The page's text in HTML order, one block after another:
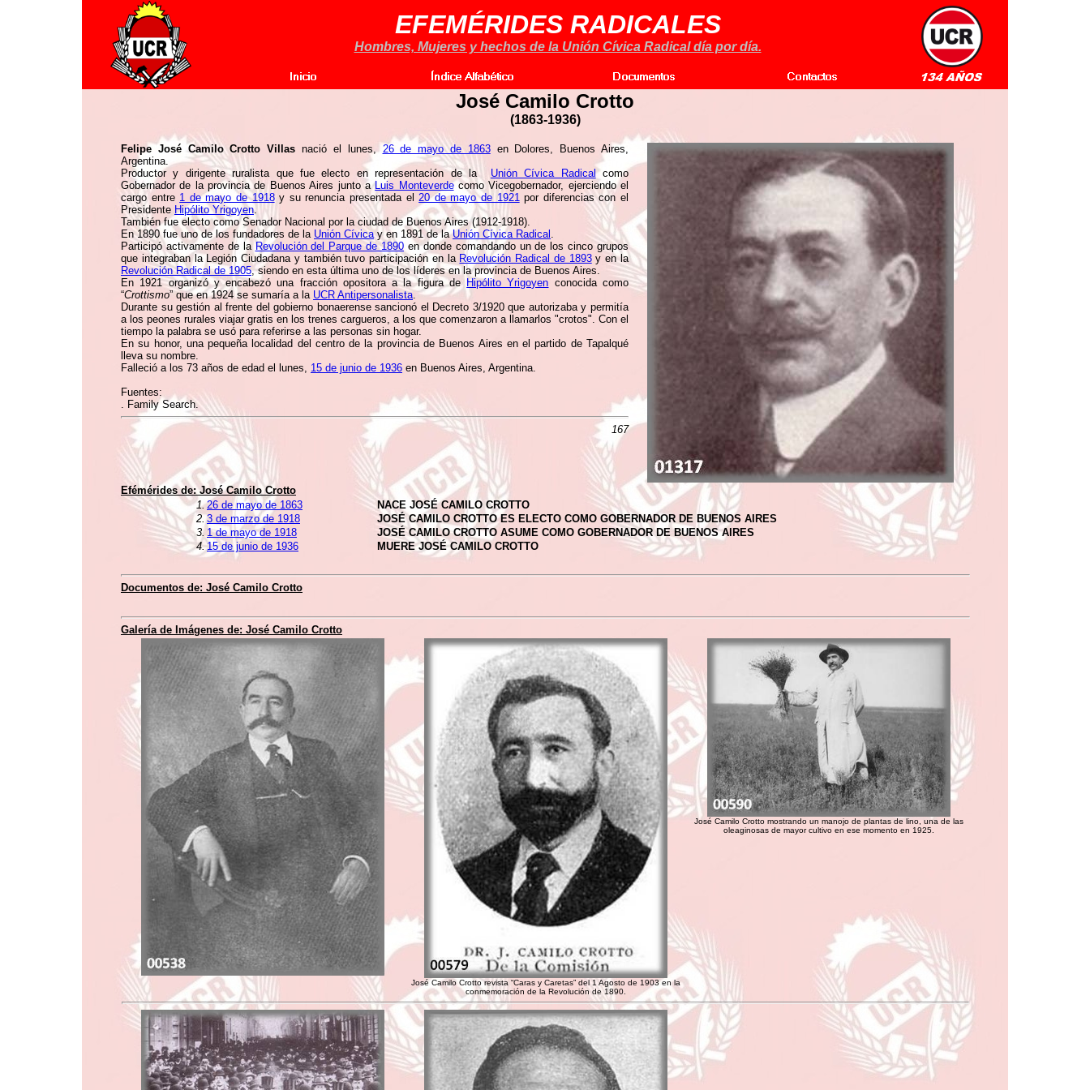
EFEMÉRIDES RADICALES
Hombres, Mujeres y hechos de la Unión Cívica Radical día por día.
José Camilo Crotto
(1863-1936)
Felipe José Camilo Crotto Villas nació el lunes, 26 de mayo de 1863en Dolores, Buenos Aires,
Argentina.
Productor y dirigente ruralista que fue electo en representación de la Unión Cívica Radicalcomo
Gobernador de la provincia de Buenos Aires junto aLuis Monteverdecomo Vicegobernador, ejerciendo el
cargo entre 1 de mayo de 1918y su renuncia presentada el20 de mayo de 1921por diferencias con el
Presidente Hipólito Yrigoyen.
También fue electo como Senador Nacional por la ciudad de Buenos Aires (1912-1918).
En 1890 fue uno de los fundadores de la Unión Cívicay en 1891 de laUnión Cívica Radical .
Participó activamente de la Revolución del Parque de 1890 en donde comandando un de los cinco grupos
que integraban la Legión Ciudadana y también tuvo participación en la Revolución Radical de 1893y en la
Revolución Radical de 1905, siendo en esta última uno de los líderes en la provincia de Buenos Aires.
En 1921 organizó y encabezó una fracción opositora a la figura de Hipólito Yrigoyen conocida como
“Crottismo” que en 1924 se sumaría a la UCR Antipersonalista.
Durante su gestión al frente del gobierno bonaerense sancionó el Decreto 3/1920 que autorizaba y permitía
a los peones rurales viajar gratis en los trenes cargueros, a los que comenzaron a llamarlos "crotos". Con el
tiempo la palabra se usó para referirse a las personas sin hogar.
En su honor, una pequeña localidad del centro de la provincia de Buenos Aires en el partido de Tapalqué
lleva su nombre.
Falleció a los 73 años de edad el lunes, 15 de junio de 1936 en Buenos Aires, Argentina.
Fuentes:
. Family Search.
167
Efémérides de:José Camilo Crotto
1.26 de mayo de 1863
NACE JOSÉ CAMILO CROTTO
2. 3 de marzo de 1918
JOSÉ CAMILO CROTTO ES ELECTO COMO GOBERNADOR DE BUENOS AIRES
3. 1 de mayo de 1918
JOSÉ CAMILO CROTTO ASUME COMO GOBERNADOR DE BUENOS AIRES
4. 15 de junio de 1936 MUERE JOSÉ CAMILO CROTTO
Documentos de: José Camilo Crotto
Galería de Imágenes de: José Camilo Crotto
José Camilo Crotto revista “Caras y Caretas” del 1 Agosto de 1903 en la
conmemoración de la Revolución de 1890.
José Camilo Crotto mostrando un manojo de plantas de lino, una de las
oleaginosas de mayor cultivo en ese momento en 1925.